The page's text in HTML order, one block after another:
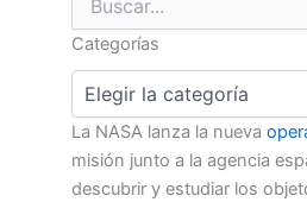
Buscar
por:
Categorías
La NASA lanza la nueva
misión junto a la agencia
descubrir y estudiar los